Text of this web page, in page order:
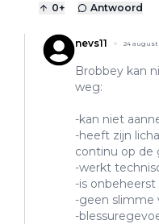
0+ Antwoord
nevs11 24
Brobbey kan
weg:
-kan niet
-heeft zijn
continu op de
-werkt
-is
-geen slimme
-